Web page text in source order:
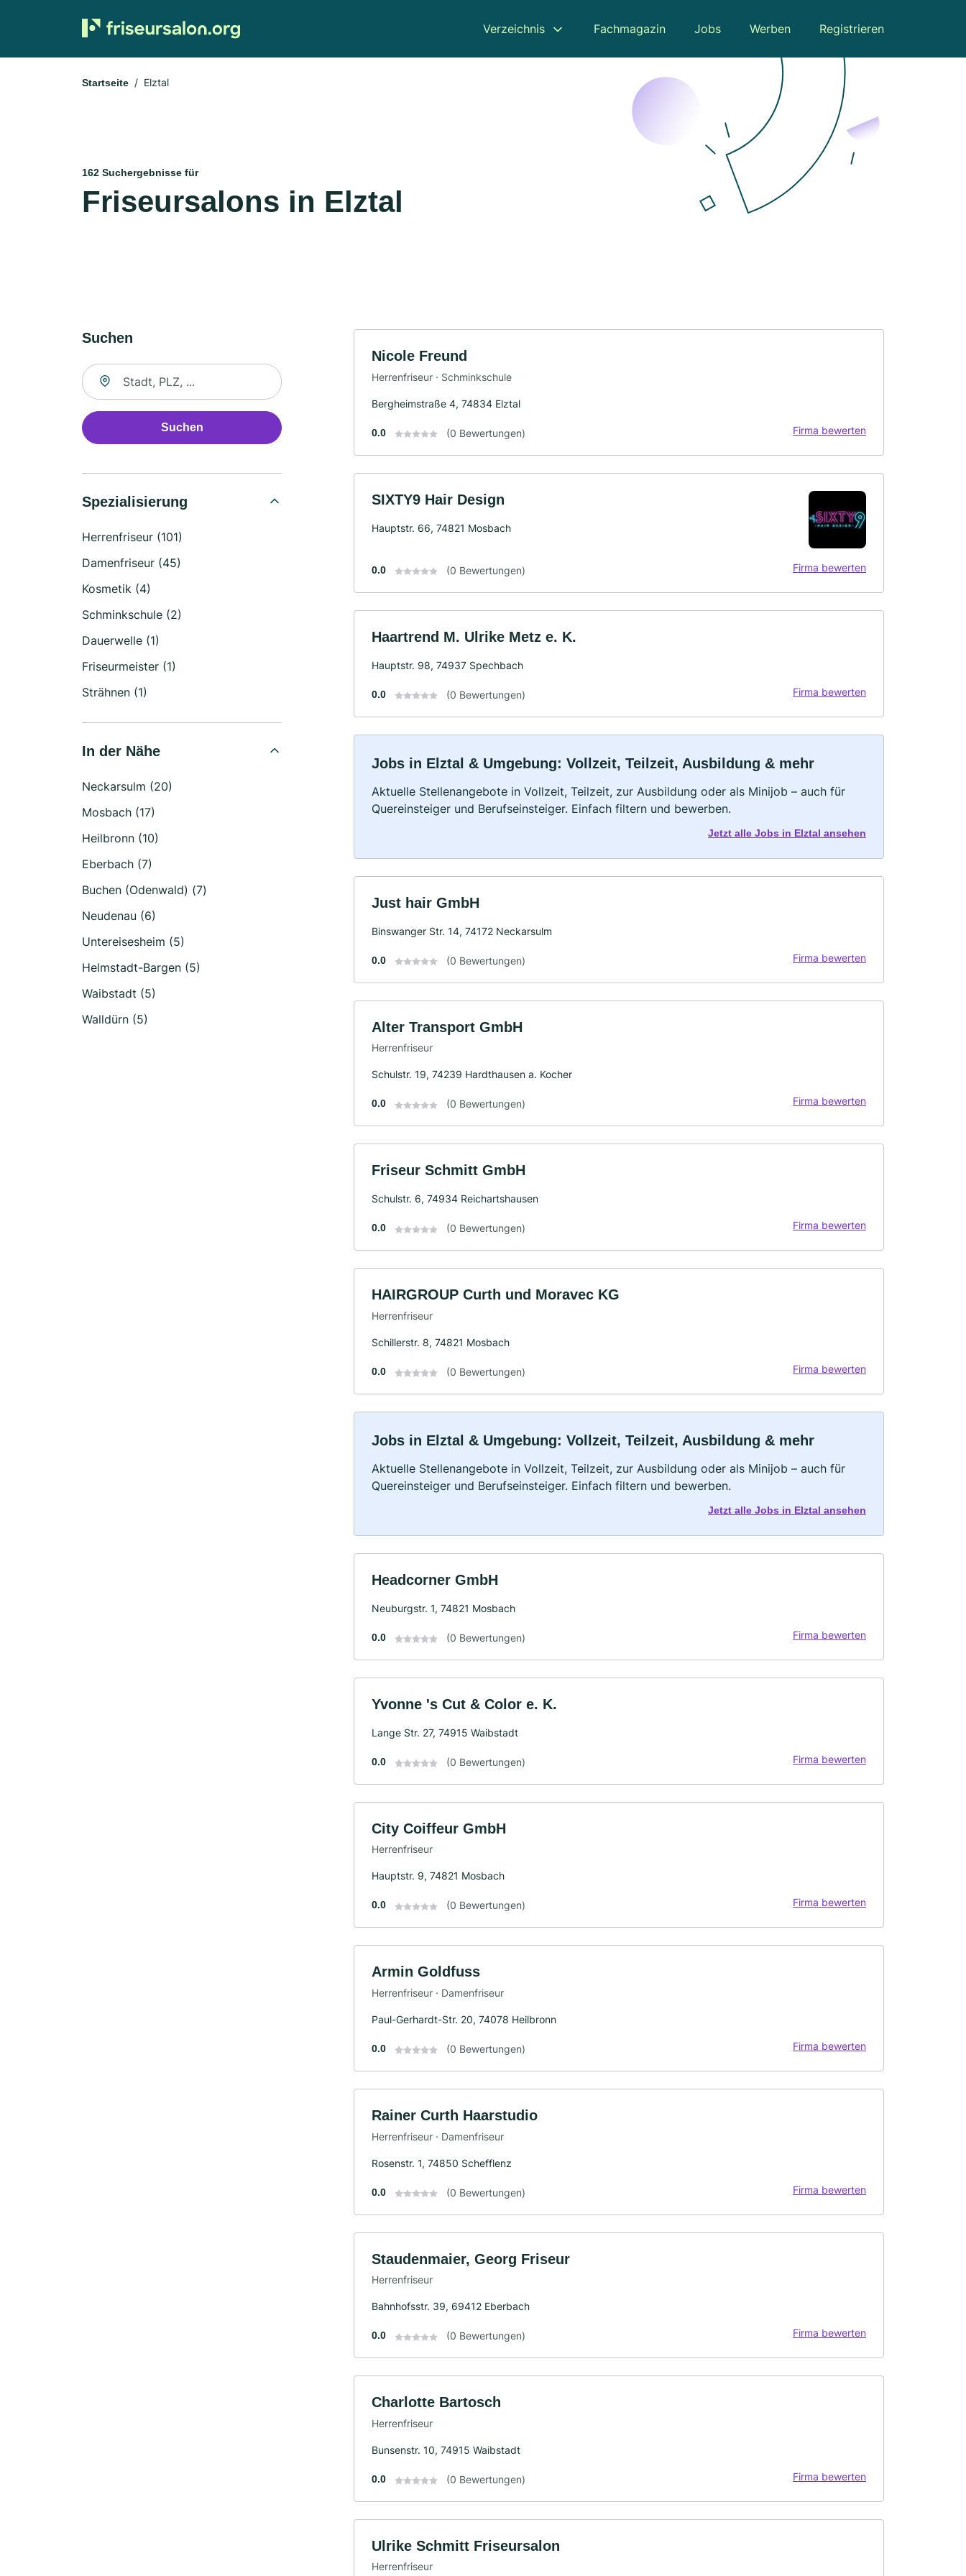
Verzeichnis Fachmagazin Jobs Werben Registrieren
Startseite Elztal
162 Suchergebnisse für
Friseursalons in Elztal
Suchen
Suche nach Ort
Suchen
Spezialisierung
Herrenfriseur (101)
Damenfriseur (45)
Kosmetik (4)
Schminkschule (2)
Dauerwelle (1)
Friseurmeister (1)
Strähnen (1)
In der Nähe
Neckarsulm (20)
Mosbach (17)
Heilbronn (10)
Eberbach (7)
Buchen (Odenwald) (7)
Neudenau (6)
Untereisesheim (5)
Helmstadt-Bargen (5)
Waibstadt (5)
Walldürn (5)
Nicole Freund
Herrenfriseur · Schminkschule
Bergheimstraße 4, 74834 Elztal
0.0 (0 Bewertungen) Firma bewerten
SIXTY9 Hair Design
Hauptstr. 66, 74821 Mosbach
0.0 (0 Bewertungen) Firma bewerten
Haartrend M. Ulrike Metz e. K.
Hauptstr. 98, 74937 Spechbach
0.0 (0 Bewertungen) Firma bewerten
Jobs in Elztal & Umgebung: Vollzeit, Teilzeit, Ausbildung & mehr
Aktuelle Stellenangebote in Vollzeit, Teilzeit, zur Ausbildung oder als Minijob – auch für
Quereinsteiger und Berufseinsteiger. Einfach filtern und bewerben.
Jetzt alle Jobs in Elztal ansehen
Just hair GmbH
Binswanger Str. 14, 74172 Neckarsulm
0.0 (0 Bewertungen) Firma bewerten
Alter Transport GmbH
Herrenfriseur
Schulstr. 19, 74239 Hardthausen a. Kocher
0.0 (0 Bewertungen) Firma bewerten
Friseur Schmitt GmbH
Schulstr. 6, 74934 Reichartshausen
0.0 (0 Bewertungen) Firma bewerten
HAIRGROUP Curth und Moravec KG
Herrenfriseur
Schillerstr. 8, 74821 Mosbach
0.0 (0 Bewertungen) Firma bewerten
Jobs in Elztal & Umgebung: Vollzeit, Teilzeit, Ausbildung & mehr
Aktuelle Stellenangebote in Vollzeit, Teilzeit, zur Ausbildung oder als Minijob – auch für
Quereinsteiger und Berufseinsteiger. Einfach filtern und bewerben.
Jetzt alle Jobs in Elztal ansehen
Headcorner GmbH
Neuburgstr. 1, 74821 Mosbach
0.0 (0 Bewertungen) Firma bewerten
Yvonne 's Cut & Color e. K.
Lange Str. 27, 74915 Waibstadt
0.0 (0 Bewertungen) Firma bewerten
City Coiffeur GmbH
Herrenfriseur
Hauptstr. 9, 74821 Mosbach
0.0 (0 Bewertungen) Firma bewerten
Armin Goldfuss
Herrenfriseur · Damenfriseur
Paul-Gerhardt-Str. 20, 74078 Heilbronn
0.0 (0 Bewertungen) Firma bewerten
Rainer Curth Haarstudio
Herrenfriseur · Damenfriseur
Rosenstr. 1, 74850 Schefflenz
0.0 (0 Bewertungen) Firma bewerten
Staudenmaier, Georg Friseur
Herrenfriseur
Bahnhofsstr. 39, 69412 Eberbach
0.0 (0 Bewertungen) Firma bewerten
Charlotte Bartosch
Herrenfriseur
Bunsenstr. 10, 74915 Waibstadt
0.0 (0 Bewertungen) Firma bewerten
Ulrike Schmitt Friseursalon
Herrenfriseur